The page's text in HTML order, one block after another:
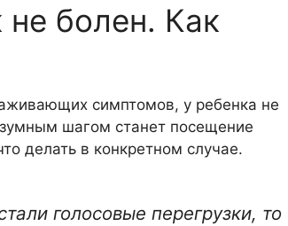
не болен. Как
симптомов, у ребенка не
шагом станет посещение
делать в конкретном случае.
голосовые перегрузки, то